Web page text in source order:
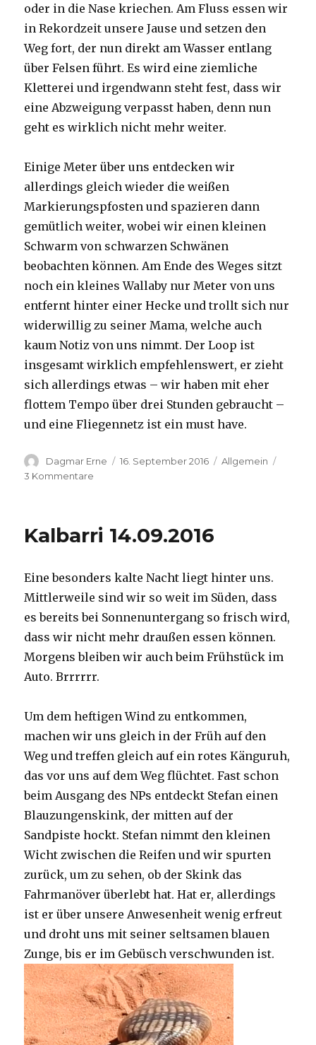
oder in die Nase kriechen. Am Fluss essen wir
in Rekordzeit unsere Jause und setzen den
Weg fort, der nun direkt am Wasser entlang
über Felsen führt. Es wird eine ziemliche
Kletterei und irgendwann steht fest, dass wir
eine Abzweigung verpasst haben, denn nun
geht es wirklich nicht mehr weiter.
Einige Meter über uns entdecken wir
allerdings gleich wieder die weißen
Markierungspfosten und spazieren dann
gemütlich weiter, wobei wir einen kleinen
Schwarm von schwarzen Schwänen
beobachten können. Am Ende des Weges sitzt
noch ein kleines Wallaby nur Meter von uns
entfernt hinter einer Hecke und trollt sich nur
widerwillig zu seiner Mama, welche auch
kaum Notiz von uns nimmt. Der Loop ist
insgesamt wirklich empfehlenswert, er zieht
sich allerdings etwas – wir haben mit eher
flottem Tempo über drei Stunden gebraucht –
und eine Fliegennetz ist ein must have.
Autor
Dagmar Erne
Veröffentlicht
16. September 2016 Kategorien
Allgemein
3 Kommentare
Kalbarri 14.09.2016
Eine besonders kalte Nacht liegt hinter uns.
Mittlerweile sind wir so weit im Süden, dass
es bereits bei Sonnenuntergang so frisch wird,
dass wir nicht mehr draußen essen können.
Morgens bleiben wir auch beim Frühstück im
Auto. Brrrrrr.
Um dem heftigen Wind zu entkommen,
machen wir uns gleich in der Früh auf den
Weg und treffen gleich auf ein rotes Känguruh,
das vor uns auf dem Weg flüchtet. Fast schon
beim Ausgang des NPs entdeckt Stefan einen
Blauzungenskink, der mitten auf der
Sandpiste hockt. Stefan nimmt den kleinen
Wicht zwischen die Reifen und wir spurten
zurück, um zu sehen, ob der Skink das
Fahrmanöver überlebt hat. Hat er, allerdings
ist er über unsere Anwesenheit wenig erfreut
und droht uns mit seiner seltsamen blauen
Zunge, bis er im Gebüsch verschwunden ist.